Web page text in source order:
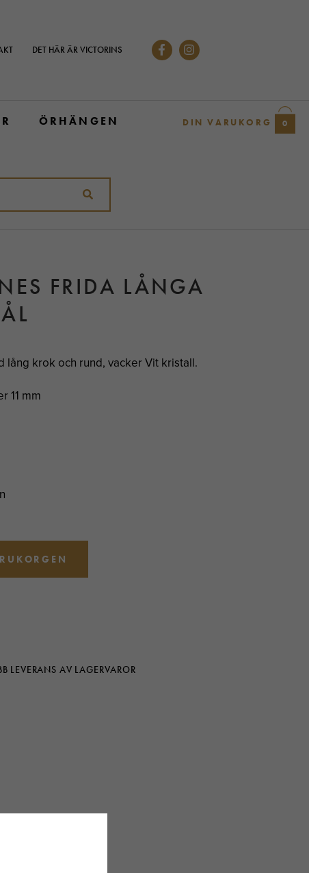
DET HÄR ÄR VICTORINS
ÖRHÄNGEN DIN VARUKORG 0
FRIDA LÅNGA
lång krok och rund, vacker Vit kristall.
11 mm
LEVERANS AV LAGERVAROR